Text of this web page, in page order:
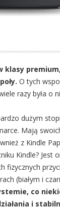
klasy
O tych
razy była o
dużym
Mają
z Kindle
Kindle? Jest
fizycznych
(białym i
co
i